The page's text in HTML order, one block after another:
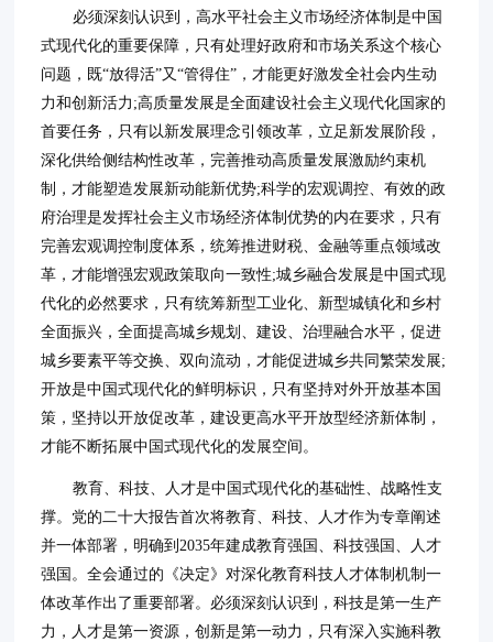
必须深刻认识到，高水平社会主义市场经济体制是中国
式现代化的重要保障，只有处理好政府和市场关系这个核心
问题，既“放得活”又“管得住”，才能更好激发全社会内生动
力和创新活力;高质量发展是全面建设社会主义现代化国家的
首要任务，只有以新发展理念引领改革，立足新发展阶段，
深化供给侧结构性改革，完善推动高质量发展激励约束机
制，才能塑造发展新动能新优势;科学的宏观调控、有效的政
府治理是发挥社会主义市场经济体制优势的内在要求，只有
完善宏观调控制度体系，统筹推进财税、金融等重点领域改
革，才能增强宏观政策取向一致性;城乡融合发展是中国式现
代化的必然要求，只有统筹新型工业化、新型城镇化和乡村
全面振兴，全面提高城乡规划、建设、治理融合水平，促进
城乡要素平等交换、双向流动，才能促进城乡共同繁荣发展;
开放是中国式现代化的鲜明标识，只有坚持对外开放基本国
策，坚持以开放促改革，建设更高水平开放型经济新体制，
才能不断拓展中国式现代化的发展空间。
教育、科技、人才是中国式现代化的基础性、战略性支
撑。党的二十大报告首次将教育、科技、人才作为专章阐述
并一体部署，明确到2035年建成教育强国、科技强国、人才
强国。全会通过的《决定》对深化教育科技人才体制机制一
体改革作出了重要部署。必须深刻认识到，科技是第一生产
力，人才是第一资源，创新是第一动力，只有深入实施科教